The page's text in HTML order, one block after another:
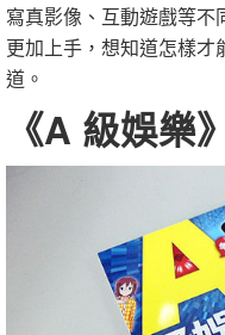
寫真影像、互動遊戲等
更加上手，想知道怎樣
道。
《A 級娛樂